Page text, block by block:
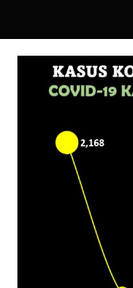
Grafik
Covid-